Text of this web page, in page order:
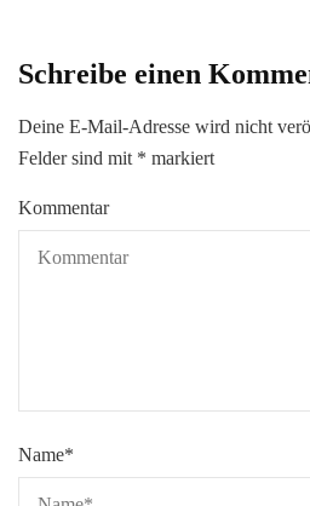
Schreibe einen
Deine E-Mail-Adresse wird nicht
Felder sind mit * markiert
Kommentar
Name*